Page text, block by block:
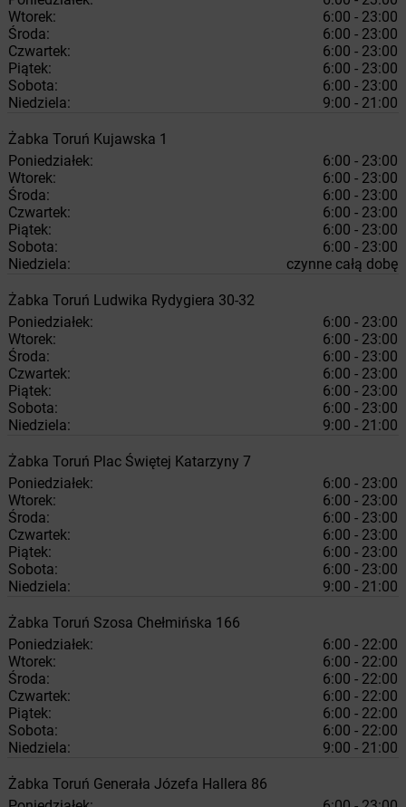
Wtorek:
6:00 - 23:00
Środa:
6:00 - 23:00
Czwartek:
6:00 - 23:00
Piątek:
6:00 - 23:00
Sobota:
6:00 - 23:00
Niedziela:
9:00 - 21:00
Żabka Toruń Kujawska 1
Poniedziałek:
6:00 - 23:00
Wtorek:
6:00 - 23:00
Środa:
6:00 - 23:00
Czwartek:
6:00 - 23:00
Piątek:
6:00 - 23:00
Sobota:
6:00 - 23:00
Niedziela:
czynne całą dobę
Żabka Toruń Ludwika Rydygiera 30-32
Poniedziałek:
6:00 - 23:00
Wtorek:
6:00 - 23:00
Środa:
6:00 - 23:00
Czwartek:
6:00 - 23:00
Piątek:
6:00 - 23:00
Sobota:
6:00 - 23:00
Niedziela:
9:00 - 21:00
Żabka Toruń Plac Świętej Katarzyny 7
Poniedziałek:
6:00 - 23:00
Wtorek:
6:00 - 23:00
Środa:
6:00 - 23:00
Czwartek:
6:00 - 23:00
Piątek:
6:00 - 23:00
Sobota:
6:00 - 23:00
Niedziela:
9:00 - 21:00
Żabka Toruń Szosa Chełmińska 166
Poniedziałek:
6:00 - 22:00
Wtorek:
6:00 - 22:00
Środa:
6:00 - 22:00
Czwartek:
6:00 - 22:00
Piątek:
6:00 - 22:00
Sobota:
6:00 - 22:00
Niedziela:
9:00 - 21:00
Żabka Toruń Generała Józefa Hallera 86